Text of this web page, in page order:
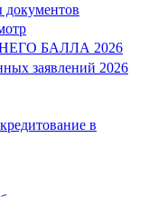
документов
БАЛЛА 2026
заявлений 2026
в